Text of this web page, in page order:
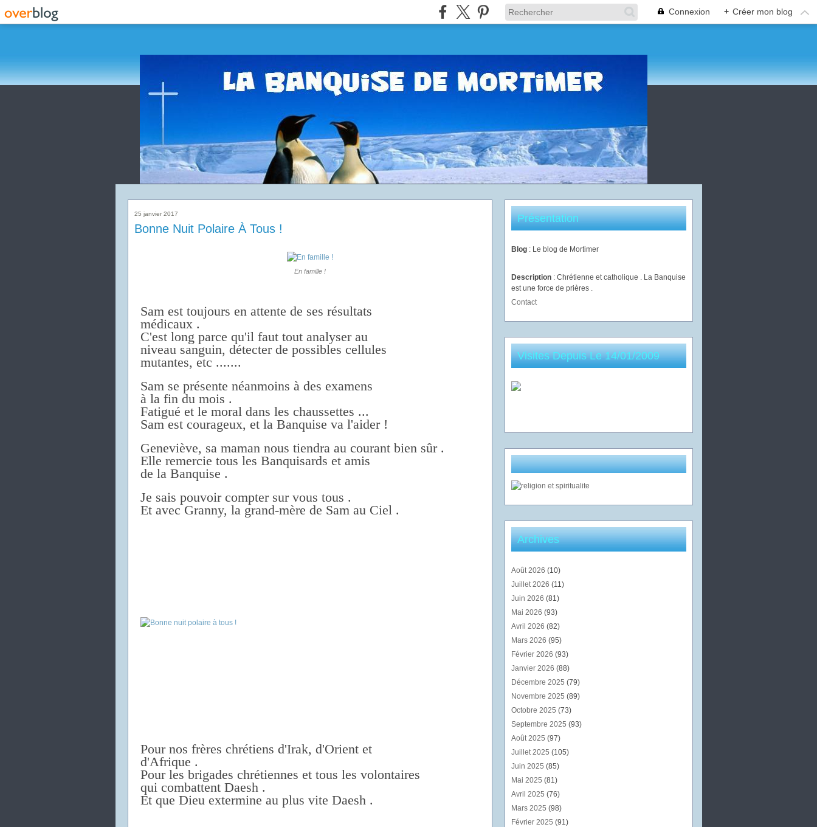
Connexion + Créer mon blog
25 janvier 2017
Bonne Nuit Polaire À Tous !
En famille !
Sam est toujours en attente de ses résultats
médicaux .
C'est long parce qu'il faut tout analyser au
niveau sanguin, détecter de possibles cellules
mutantes, etc .......
Sam se présente néanmoins à des examens
à la fin du mois .
Fatigué et le moral dans les chaussettes ...
Sam est courageux, et la Banquise va l'aider !
Geneviève, sa maman nous tiendra au courant bien sûr .
Elle remercie tous les Banquisards et amis
de la Banquise .
Je sais pouvoir compter sur vous tous .
Et avec Granny, la grand-mère de Sam au Ciel .
Pour nos frères chrétiens d'Irak, d'Orient et
d'Afrique .
Pour les brigades chrétiennes et tous les volontaires
qui combattent Daesh .
Et que Dieu extermine au plus vite Daesh .
Présentation
Blog : Le blog de Mortimer
Description : Chrétienne et catholique . La Banquise
est une force de prières .
Contact
Visites Depuis Le 14/01/2009
Archives
Août 2026 (10)
Juillet 2026 (11)
Juin 2026 (81)
Mai 2026 (93)
Avril 2026 (82)
Mars 2026 (95)
Février 2026 (93)
Janvier 2026 (88)
Décembre 2025 (79)
Novembre 2025 (89)
Octobre 2025 (73)
Septembre 2025 (93)
Août 2025 (97)
Juillet 2025 (105)
Juin 2025 (85)
Mai 2025 (81)
Avril 2025 (76)
Mars 2025 (98)
Février 2025 (91)